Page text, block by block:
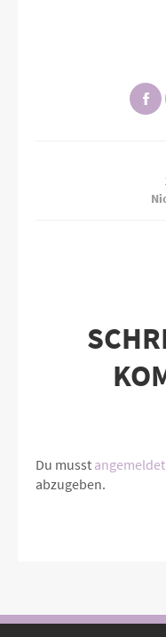
Du musst angemeldet
abzugeben.